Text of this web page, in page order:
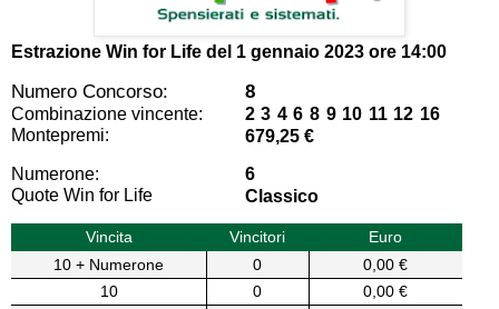
Estrazione Win for Life del 1 gennaio 2023 ore 14:00
Numero Concorso: 8
Combinazione vincente:
2 3 4 6 8 9 10 11 12 16
Montepremi:
679,25 €
Numerone:
6
Quote Win for Life
Classico
Vincita Vincitori
Euro
10 + Numerone
0
0,00 €
10
0
0,00 €